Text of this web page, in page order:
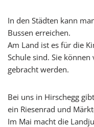
In den Städten kann
Bussen erreichen.
Am Land ist es für die
Schule sind. Sie
gebracht werden.
Bei uns in Hirschegg
ein Riesenrad und
Im Mai macht die